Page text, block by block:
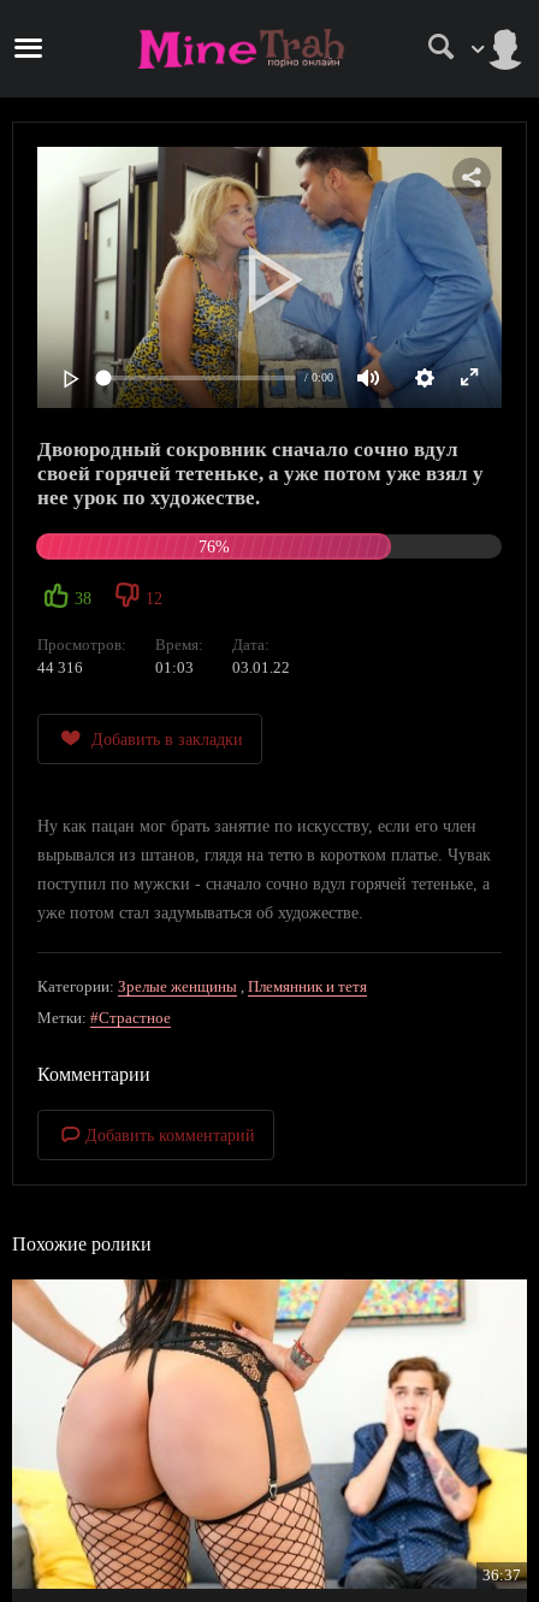
/ 0:00
Двоюродный сокровник сначало сочно вдул
своей горячей тетеньке, а уже потом уже взял у
нее урок по художестве.
76%
38 12
Просмотров:
44 316
Время:
01:03
Дата:
03.01.22
Добавить в закладки
Ну как пацан мог брать занятие по искусству, если его член
вырывался из штанов, глядя на тетю в коротком платье. Чувак
поступил по мужски - сначало сочно вдул горячей тетеньке, а
уже потом стал задумываться об художестве.
Категории: Зрелые женщины , Племянник и тетя
Метки: #Страстное
Комментарии
Добавить комментарий
Похожие ролики
36:37